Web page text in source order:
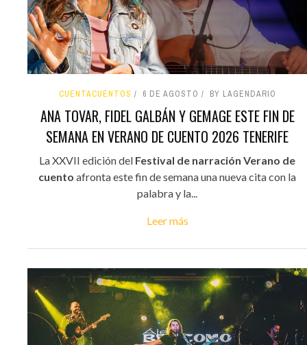
CUENTACUENTOS 6 DE AGOSTO BY LAGENDARIO
ANA TOVAR, FIDEL GALBÁN Y GEMAGE ESTE FIN DE
SEMANA EN VERANO DE CUENTO 2026 TENERIFE
La XXVII edición del Festival de narración Verano de
cuento afronta este fin de semana una nueva cita con la
palabra y la...
Leer más